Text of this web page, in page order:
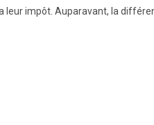
leur impôt. Auparavant, la